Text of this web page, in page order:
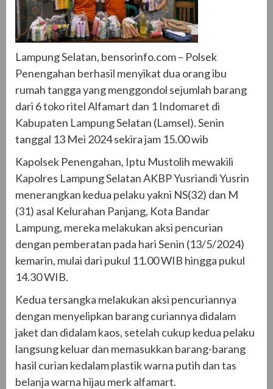
Lampung Selatan, bensorinfo.com – Polsek
Penengahan berhasil menyikat dua orang ibu
rumah tangga yang menggondol sejumlah barang
dari 6 toko ritel Alfamart dan 1 Indomaret di
Kabupaten Lampung Selatan (Lamsel). Senin
tanggal 13 Mei 2024 sekira jam 15.00 wib
Kapolsek Penengahan, Iptu Mustolih mewakili
Kapolres Lampung Selatan AKBP Yusriandi Yusrin
menerangkan kedua pelaku yakni NS(32) dan M
(31) asal Kelurahan Panjang, Kota Bandar
Lampung, mereka melakukan aksi pencurian
dengan pemberatan pada hari Senin (13/5/2024)
kemarin, mulai dari pukul 11.00 WIB hingga pukul
14.30 WIB.
Kedua tersangka melakukan aksi pencuriannya
dengan menyelipkan barang curiannya didalam
jaket dan didalam kaos, setelah cukup kedua pelaku
langsung keluar dan memasukkan barang-barang
hasil curian kedalam plastik warna putih dan tas
belanja warna hijau merk alfamart.